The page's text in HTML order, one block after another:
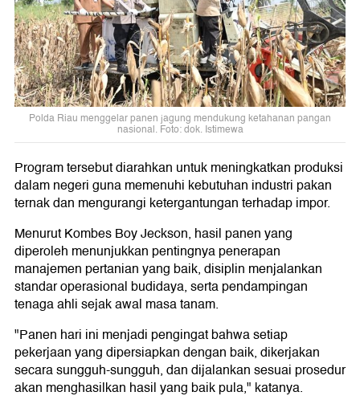
Polda Riau menggelar panen jagung mendukung ketahanan pangan
nasional. Foto: dok. Istimewa
Program tersebut diarahkan untuk meningkatkan produksi
dalam negeri guna memenuhi kebutuhan industri pakan
ternak dan mengurangi ketergantungan terhadap impor.
Menurut Kombes Boy Jeckson, hasil panen yang
diperoleh menunjukkan pentingnya penerapan
manajemen pertanian yang baik, disiplin menjalankan
standar operasional budidaya, serta pendampingan
tenaga ahli sejak awal masa tanam.
"Panen hari ini menjadi pengingat bahwa setiap
pekerjaan yang dipersiapkan dengan baik, dikerjakan
secara sungguh-sungguh, dan dijalankan sesuai prosedur
akan menghasilkan hasil yang baik pula," katanya.